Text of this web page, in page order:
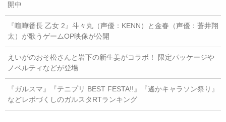
開中
『喧嘩番長 乙女 2』斗々丸（声優：KENN）と金春（声優：蒼井翔
太）が歌うゲームOP映像が公開
えいがのおそ松さんと岩下の新生姜がコラボ！ 限定パッケージや
ノベルティなどが登場
『ガルスマ』『テニプリ BEST FESTA!!』『遙かキャラソン祭り』
などレポづくしのガルスタRTランキング